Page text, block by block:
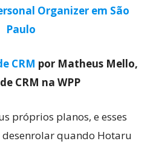
Organizer em São
Paulo
CRM por Matheus Mello,
CRM na WPP
próprios planos, e esses
desenrolar quando Hotaru